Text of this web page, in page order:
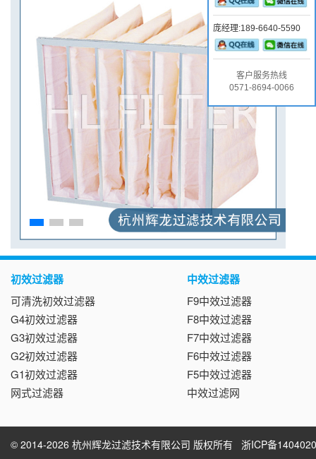
初效过滤器
可清洗初效过滤器
G4初效过滤器
G3初效过滤器
G2初效过滤器
G1初效过滤器
网式过滤器
中效过滤器
F9中效过滤器
F8中效过滤器
F7中效过滤器
F6中效过滤器
F5中效过滤器
中效过滤网
© 2014-2026 杭州辉龙过滤技术有限公司 版权所有 浙ICP备
庞经理:189-6640-5590
客户服务热线
0571-8694-0066